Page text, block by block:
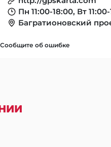
Пн 11:00-18:00, Вт
Багратионовский
об ошибке